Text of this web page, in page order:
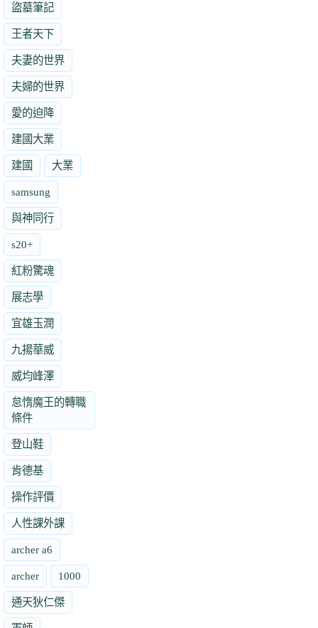
盜墓筆記
王者天下
夫妻的世界
夫婦的世界
愛的迫降
建國大業
建國 大業
samsung
與神同行
s20+
紅粉驚魂
展志學
宜雄玉潤
九揚華威
威均峰澤
怠惰魔王的轉職
條件
登山鞋
肯德基
操作評價
人性課外課
archer a6
archer 1000
通天狄仁傑